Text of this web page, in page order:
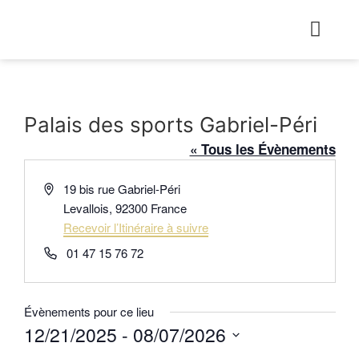
Palais des sports Gabriel-Péri
« Tous les Évènements
Adresse19 bis rue Gabriel-Péri
Levallois, 92300 France
Recevoir l’Itinéraire à suivre
Téléphone
01 47 15 76 72
Évènements pour ce lieu
12/21/2025 - 08/07/2026